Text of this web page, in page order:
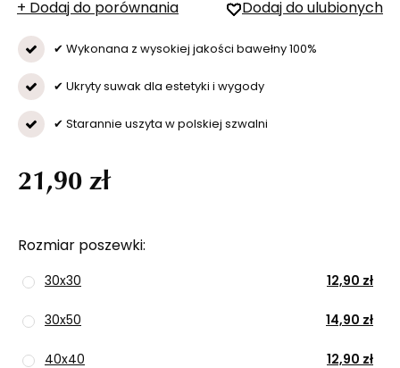
+ Dodaj do porównania Dodaj do ulubionych
✔ Wykonana z wysokiej jakości bawełny 100%
✔ Ukryty suwak dla estetyki i wygody
✔ Starannie uszyta w polskiej szwalni
Rozmiar poszewki
30x30 12,90 zł
30x50 14,90 zł
40x40 12,90 zł
21,90 zł